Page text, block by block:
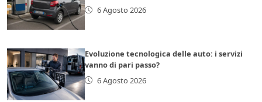
6 Agosto 2026
Evoluzione tecnologica delle auto: i servizi
vanno di pari passo?
6 Agosto 2026